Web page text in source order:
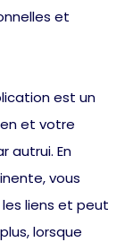
et
est un
et votre
autrui. En
vous
liens et peut
lorsque